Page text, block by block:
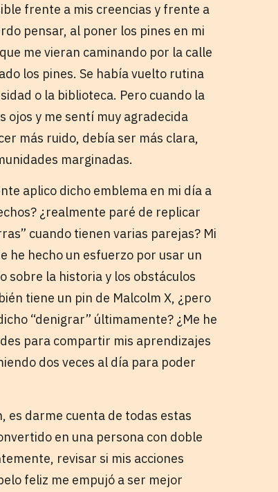
frente a mis creencias y frente a
pensar, al poner los pines en mi
me vieran caminando por la calle
los pines. Se había vuelto rutina
o la biblioteca. Pero cuando la
ojos y me sentí muy agradecida
más ruido, debía ser más clara,
marginadas.
aplico dicho emblema en mi día a
¿realmente paré de replicar
cuando tienen varias parejas? Mi
he hecho un esfuerzo por usar un
sobre la historia y los obstáculos
tiene un pin de Malcolm X, ¿pero
“denigrar” últimamente? ¿Me he
para compartir mis aprendizajes
dos veces al día para poder
es darme cuenta de todas estas
en una persona con doble
revisar si mis acciones
feliz me empujó a ser mejor